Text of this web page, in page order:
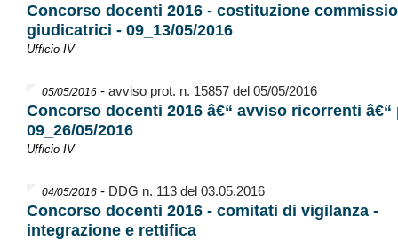
Concorso docenti 2016 - costituzione
giudicatrici - 09_13/05/2016
Ufficio IV
05/05/2016 - avviso prot. n. 15857 del 05/05/2016
Concorso docenti 2016 â€“ avviso ricorrenti â€“
09_26/05/2016
Ufficio IV
04/05/2016 - DDG n. 113 del 03.05.2016
Concorso docenti 2016 - comitati di vigilanza -
integrazione e rettifica